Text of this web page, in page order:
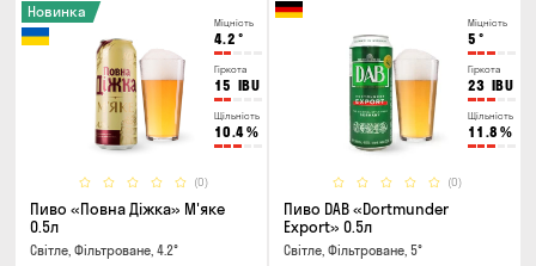
Міцність
4.2 °
Гіркота
15 IBU
Щільність
10.4%
(0)
Новинка
Пиво «Повна Діжка» М'яке
0.5л
Світле, Фільтроване, 4.2°
Міцність
5 °
Гіркота
23 IBU
Щільність
11.8 %
(0)
Пиво DAB «Dortmunder
Export» 0.5л
Світле, Фільтроване, 5°